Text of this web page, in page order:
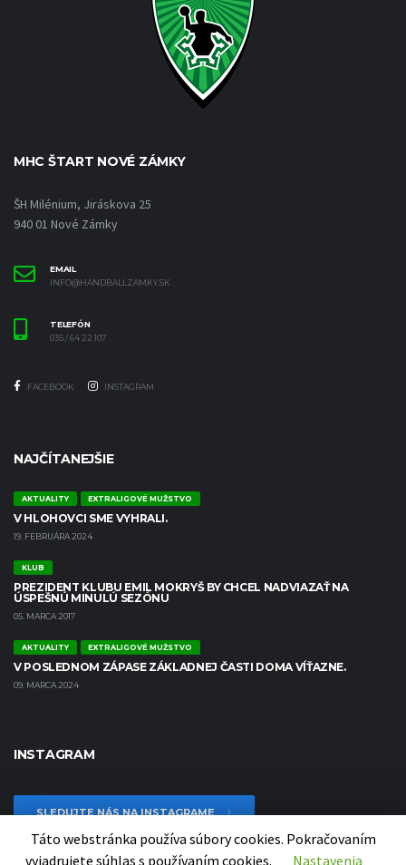
MHC ŠTART NOVÉ ZÁMKY
ŠH Milénium, Jiráskova 25
940 01 Nové Zámky
EMAIL
INFO@HANDBALLZAMKY.SK
TELEFÓN
035 / 64 22 107
FACEBOOK INSTAGRAM
NAJČÍTANEJŠIE
AKTUALITY EXTRALIGOVÉ MUŽSTVO
V HLOHOVCI SME VYHRALI.
19. FEBRUÁRA 2024
KLUB
PREZIDENT KLUBU EMIL MOKRYŠ BY CHCEL NADVIAZAŤ NA
ÚSPEŠNÚ MINULÚ SEZÓNU
05. MARCA 2017
AKTUALITY EXTRALIGOVÉ MUŽSTVO
V POSLEDNOM ZÁPASE ZÁKLADNEJ ČASTI DOMA VÍŤAZNE.
09. MARCA 2024
INSTAGRAM
SLEDUJTE NÁS NA INSTAGRAME
Táto webstránka používa súbory cookies. Pokračovaním
vyjadrujete súhlas s používaním cookies.
Nastavenia